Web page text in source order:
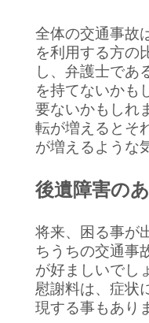
全体の交通事故
を利用する方の
し、弁護士であ
を持てないかも
要ないかもしれ
転が増えるとそ
が増えるような
後遺障害の
将来、困る事が
ちうちの交通事
が好ましいでし
慰謝料は、症状
現する事もあり